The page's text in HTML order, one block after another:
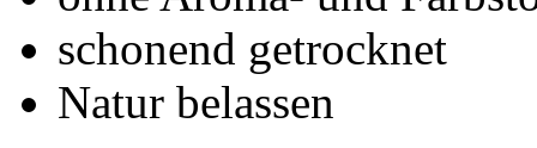
schonend getrocknet
Natur belassen